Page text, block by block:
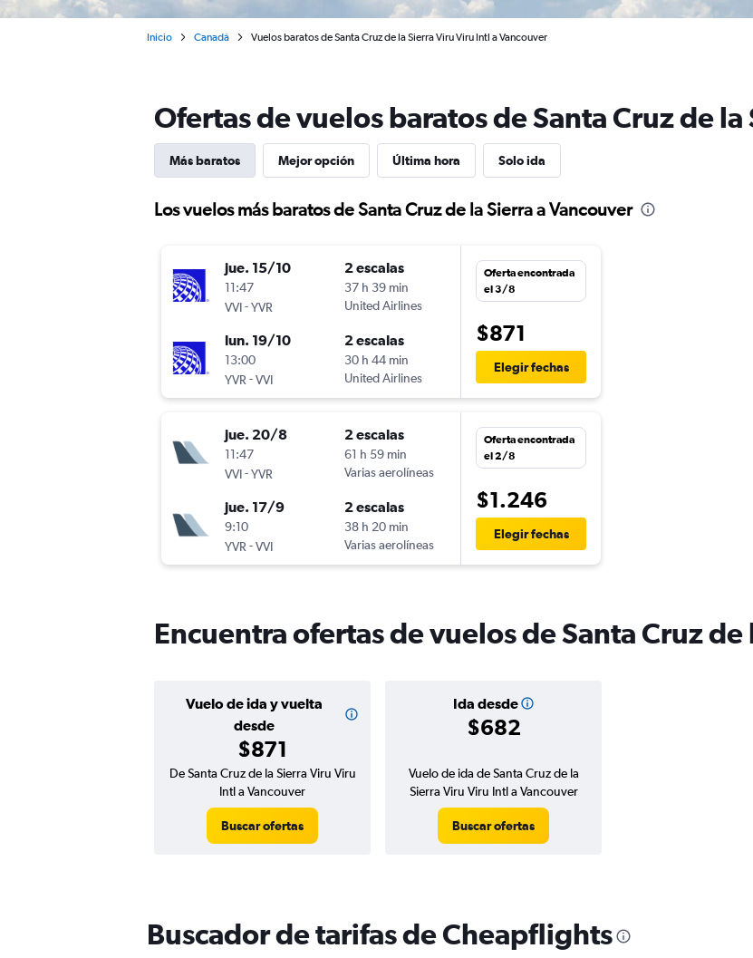
Inicio Canadá Vuelos baratos de Santa Cruz de la Sierra Viru Viru Intl a Vancouver
Ofertas de vuelos baratos de Santa Cruz de la
Más baratos Mejor opción Última hora Solo ida
Los vuelos más baratos de Santa Cruz de la Sierra a Vancouver
jue. 15/10
11:47
VVI-YVR
2 escalas
37 h 39 min
United Airlines
lun. 19/10
13:00
YVR -VVI
2 escalas
30 h 44 min
United Airlines
Oferta encontrada
el 3/8
$871
Elegir fechas
jue. 20/8
11:47
VVI-YVR
2 escalas
61 h 59 min
Varias aerolíneas
jue. 17/9
9:10
YVR -VVI
2 escalas
38 h 20 min
Varias aerolíneas
Oferta encontrada
el 2/8
$1.246
Elegir fechas
Encuentra ofertas de vuelos de Santa Cruz de
Vuelo de ida y vuelta
desde
$871
Ida desde
$682
De Santa Cruz de la Sierra Viru Viru
Intl a Vancouver
Buscar ofertas
Vuelo de ida de Santa Cruz de la
Sierra Viru Viru Intl a Vancouver
Buscar ofertas
Buscador de tarifas de Cheapflights